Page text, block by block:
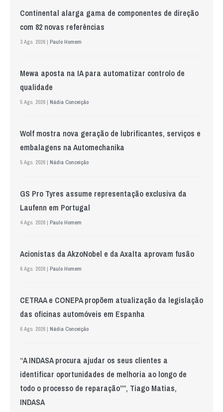
Continental alarga gama de componentes de direção
com 82 novas referências
3 Ago. 2026 | Paulo Homem
Mewa aposta na IA para automatizar controlo de
qualidade
5 Ago. 2026 | Nádia Conceição
Wolf mostra nova geração de lubrificantes, serviços e
embalagens na Automechanika
5 Ago. 2026 | Nádia Conceição
GS Pro Tyres assume representação exclusiva da
Laufenn em Portugal
4 Ago. 2026 | Paulo Homem
Acionistas da AkzoNobel e da Axalta aprovam fusão
6 Ago. 2026 | Paulo Homem
CETRAA e CONEPA propõem atualização da legislação
das oficinas automóveis em Espanha
6 Ago. 2026 | Nádia Conceição
“A INDASA procura ajudar os seus clientes a
identificar oportunidades de melhoria ao longo de
todo o processo de reparação””, Tiago Matias,
INDASA